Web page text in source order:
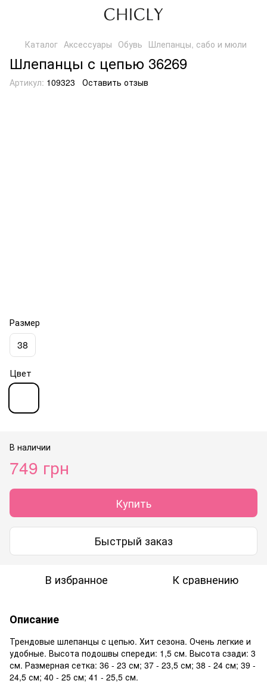
Каталог Аксессуары Обувь Шлепанцы, сабо и мюли
Шлепанцы с цепью 36269
Артикул: 109323 Оставить отзыв
Размер
38
Цвет
В наличии
749 грн
Купить
Быстрый заказ
В избранное К сравнению
Описание
Трендовые шлепанцы с цепью. Хит сезона. Очень легкие и
удобные. Высота подошвы спереди: 1,5 см. Высота сзади: 3
см. Размерная сетка: 36 - 23 см; 37 - 23,5 см; 38 - 24 см; 39 -
24,5 см; 40 - 25 см; 41 - 25,5 см.